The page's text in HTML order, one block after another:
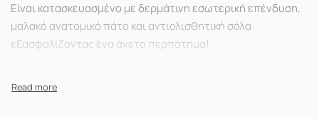
Είναι κατασκευασμένο με δερμάτινη εσωτερική επένδυση,
μαλακό ανατομικό πάτο και αντιολισθητική σόλα
εξασφαλίζοντας ένα άνετο περπάτημα!